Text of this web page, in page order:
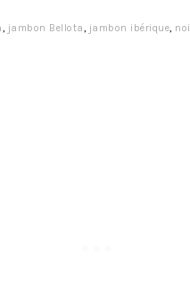
, jambon Bellota, jambon ibérique,